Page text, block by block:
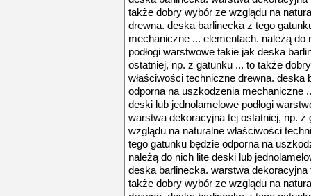
także dobry wybór ze wzglądu na
drewna. deska barlinecka z tego
mechaniczne ... elementach. należą do
podłogi warstwowe takie jak deska
ostatniej, np. z gatunku ... to także
właściwości techniczne drewna. deska
odporna na uszkodzenia mechaniczne
deski lub jednolamelowe podłogi
warstwa dekoracyjna tej ostatniej, np.
wzglądu na naturalne właściwości
tego gatunku będzie odporna na
należą do nich lite deski lub
deska barlinecka. warstwa dekoracyjna
także dobry wybór ze wzglądu na